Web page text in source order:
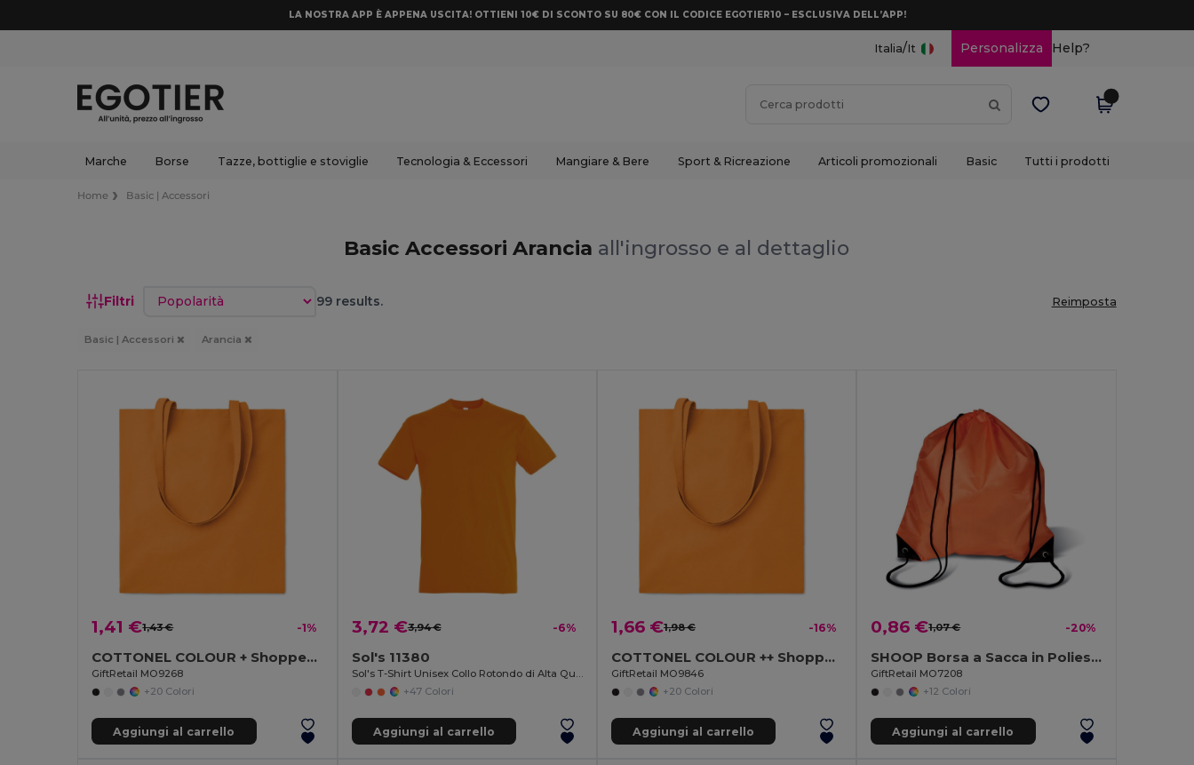
LA NOSTRA APP È APPENA USCITA! OTTIENI 10€ DI SCONTO SU 80€ CON IL CODICE EGOTIER10 – ESCLUSIVA DELL’APP!
Italia/It Personalizza Help?
Marche Borse Tazze, bottiglie e stoviglie Tecnologia & Eccessori Mangiare & Bere Sport & Ricreazione Articoli promozionali Basic Tutti i prodotti
Home Basic | Accessori
Basic Accessori Arancia all'ingrosso e al dettaglio
Filtri Ordina per 99 results. Reimposta
Basic | Accessori Arancia
1,41 €1,43 € -1%
COTTONEL COLOUR + Shopper in cotone 140gr
GiftRetail MO9268
+20 Colori
Aggiungi al carrello
3,72 €3,94 € -6%
Sol's 11380
Sol's T-Shirt Unisex Collo Rotondo di Alta Qualità
+47 Colori
Aggiungi al carrello
1,66 €1,98 € -16%
COTTONEL COLOUR ++ Shopper in cotone da 180gr MO9846-
GiftRetail MO9846
+20 Colori
Aggiungi al carrello
0,86 €1,07 € -20%
SHOOP Borsa a Sacca in Poliestere per Escursioni
GiftRetail MO7208
+12 Colori
Aggiungi al carrello